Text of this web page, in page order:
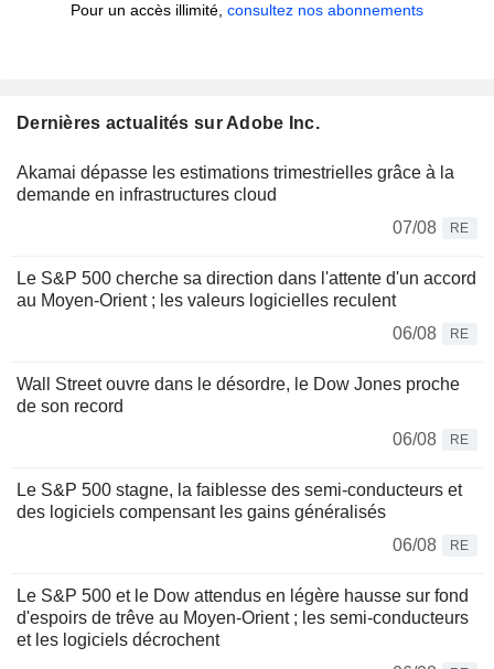
Pour un accès illimité, consultez nos abonnements
Dernières actualités sur Adobe Inc.
Akamai dépasse les estimations trimestrielles grâce à la
demande en infrastructures cloud
07/08
RE
Le S&P 500 cherche sa direction dans l'attente d'un accord
au Moyen-Orient ; les valeurs logicielles reculent
06/08
RE
Wall Street ouvre dans le désordre, le Dow Jones proche
de son record
06/08
RE
Le S&P 500 stagne, la faiblesse des semi-conducteurs et
des logiciels compensant les gains généralisés
06/08
RE
Le S&P 500 et le Dow attendus en légère hausse sur fond
d'espoirs de trêve au Moyen-Orient ; les semi-conducteurs
et les logiciels décrochent